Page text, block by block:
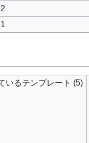
2
1
いるテンプレート (5)